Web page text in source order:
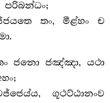
පරිබන්ධං;
තං, මීළ්හං ච
ජනො ජඤ්ඤා, යථා
ගූථට්ඨානංව